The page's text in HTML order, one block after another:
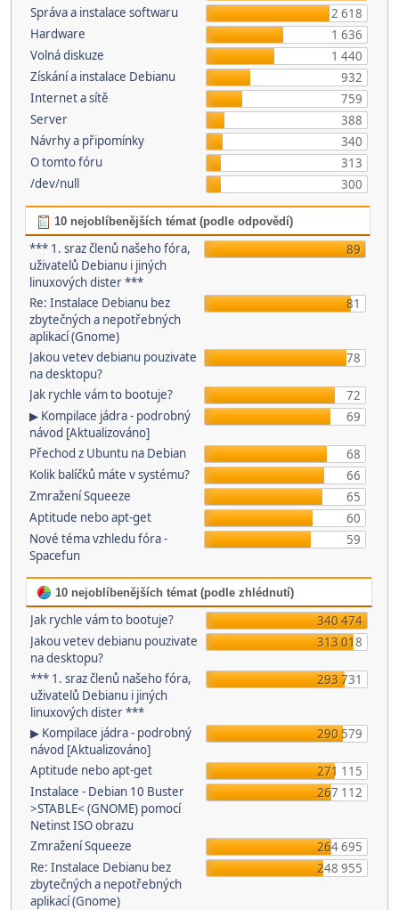
Správa a instalace softwaru
2 618
Hardware
1 636
Volná diskuze
1 440
Získání a instalace Debianu
932
Internet a sítě
759
Server
388
Návrhy a připomínky
340
O tomto fóru
313
/dev/null
300
10 nejoblíbenějších témat (podle odpovědí)
*** 1. sraz členů našeho fóra,
uživatelů Debianu i jiných
linuxových dister ***
89
Re: Instalace Debianu bez
zbytečných a nepotřebných
aplikací (Gnome)
81
Jakou vetev debianu pouzivate
na desktopu?
78
Jak rychle vám to bootuje?
72
▶ Kompilace jádra - podrobný
návod [Aktualizováno]
69
Přechod z Ubuntu na Debian
68
Kolik balíčků máte v systému?
66
Zmražení Squeeze
65
Aptitude nebo apt-get
60
Nové téma vzhledu fóra -
Spacefun
59
10 nejoblíbenějších témat (podle zhlédnutí)
Jak rychle vám to bootuje?
340 474
Jakou vetev debianu pouzivate
na desktopu?
313 018
*** 1. sraz členů našeho fóra,
uživatelů Debianu i jiných
linuxových dister ***
293 731
▶ Kompilace jádra - podrobný
návod [Aktualizováno]
290 579
Aptitude nebo apt-get
271 115
Instalace - Debian 10 Buster
>STABLE< (GNOME) pomocí
Netinst ISO obrazu
267 112
Zmražení Squeeze
264 695
Re: Instalace Debianu bez
zbytečných a nepotřebných
aplikací (Gnome)
248 955